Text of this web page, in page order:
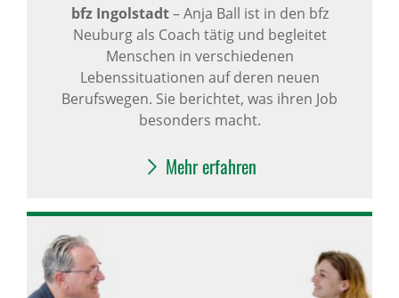
bfz Ingolstadt–Anja Ball ist in den bfz
Neuburg als Coach tätig und begleitet
Menschen in verschiedenen
Lebenssituationen auf deren neuen
Berufswegen. Sie berichtet, was ihren Job
besonders macht.
Mehr erfahren